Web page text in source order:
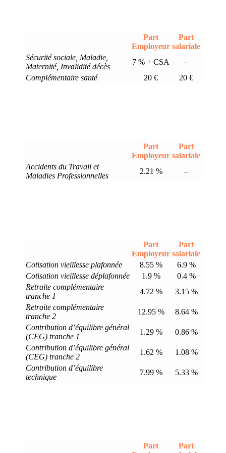
Part
Employeur
Part
salariale
Sécurité sociale, Maladie,
Maternité, Invalidité décès
7 % + CSA
–
Complémentaire santé
20 € 20 €
Part
Employeur
Part
salariale
Accidents du Travail et
Maladies Professionnelles
2.21 % –
Part
Employeur
Part
salariale
Cotisation vieillesse plafonnée
8.55 %
6.9 %
Cotisation vieillesse déplafonnée
1.9 %
0.4 %
Retraite complémentaire
tranche 1
4.72 %
3.15 %
Retraite complémentaire
tranche 2
12.95 %
8.64 %
Contribution d’équilibre général
(CEG) tranche 1
1.29 %
0.86 %
Contribution d’équilibre général
(CEG) tranche 2
1.62 %
1.08 %
Contribution d’équilibre
technique
7.99 % 5.33 %
Part
Part